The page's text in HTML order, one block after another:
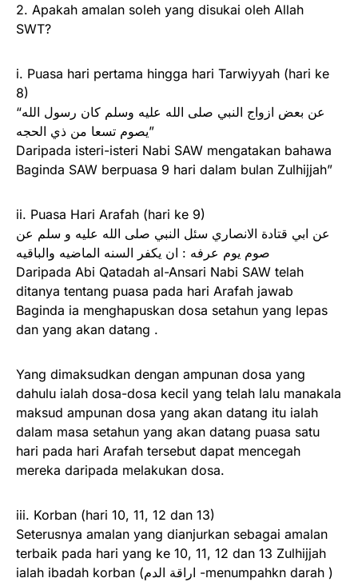
2. Apakah amalan soleh yang disukai oleh Allah
SWT?
i. Puasa hari pertama hingga hari Tarwiyyah (hari ke
8)
“عن بعض ازواج النبي صلى الله عليه وسلم كان رسول الله
يصوم تسعا من ذي الحجه”
Daripada isteri-isteri Nabi SAW mengatakan bahawa
Baginda SAW berpuasa 9 hari dalam bulan Zulhijjah”
ii. Puasa Hari Arafah (hari ke 9)
عن ابي قتادة الانصاري سئل النبي صلى الله عليه و سلم عن
صوم يوم عرفه : ان يكفر السنه الماضيه والباقيه
Daripada Abi Qatadah al-Ansari Nabi SAW telah
ditanya tentang puasa pada hari Arafah jawab
Baginda ia menghapuskan dosa setahun yang lepas
dan yang akan datang .
Yang dimaksudkan dengan ampunan dosa yang
dahulu ialah dosa-dosa kecil yang telah lalu manakala
maksud ampunan dosa yang akan datang itu ialah
dalam masa setahun yang akan datang puasa satu
hari pada hari Arafah tersebut dapat mencegah
mereka daripada melakukan dosa.
iii. Korban (hari 10, 11, 12 dan 13)
Seterusnya amalan yang dianjurkan sebagai amalan
terbaik pada hari yang ke 10, 11, 12 dan 13 Zulhijjah
ialah ibadah korban (اراقة الدم -menumpahkn darah )